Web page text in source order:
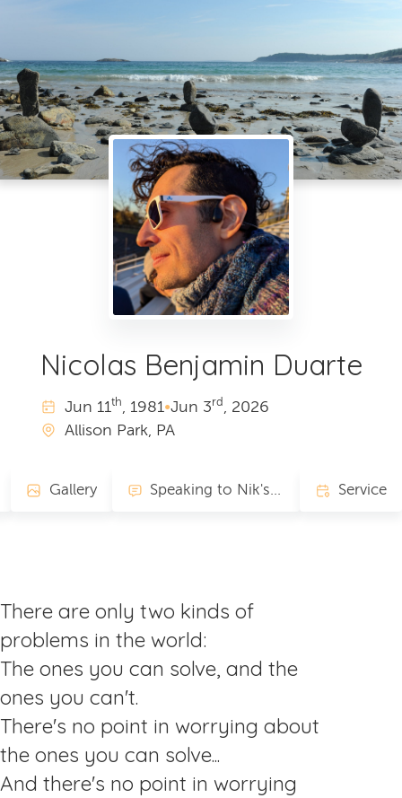
Nicolas Benjamin Duarte
Jun 11th, 1981•Jun 3rd , 2026
Allison Park, PA
Gallery Speaking to Nik's Memory Service
There are only two kinds of
problems in the world:
The ones you can solve, and the
ones you can't.
There's no point in worrying about
the ones you can solve...
And there's no point in worrying